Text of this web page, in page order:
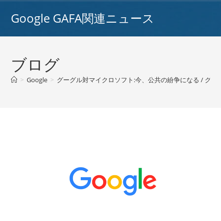
Google GAFA関連ニュース
ブログ
> Google > グーグル対マイクロソフト:今、公共の紛争になる / グー